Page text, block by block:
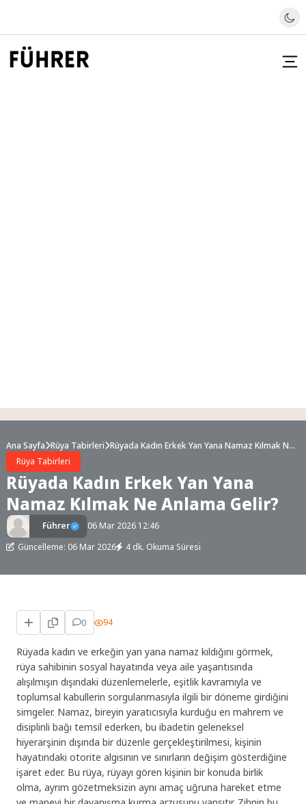
Ana Sayfa Rüya Tabirleri Rüyada Kadın Erkek Yan Yana Namaz Kılmak Ne
Rüya Tabirleri
Rüyada Kadın Erkek Yan Yana
Namaz Kılmak Ne Anlama Gelir?
Führer
06 Mar 2026 12:46
Güncelleme: 06 Mar 2026
4 dk. Okuma Süresi
0 94
Rüyada kadın ve erkeğin yan yana namaz kıldığını görmek,
rüya sahibinin sosyal hayatında veya aile yaşantısında
alışılmışın dışındaki düzenlemelerle, eşitlik kavramıyla ve
toplumsal kabullerin sorgulanmasıyla ilgili bir döneme girdiğini
simgeler. Namaz, bireyin yaratıcısıyla kurduğu en mahrem ve
disiplinli bağı temsil ederken, bu ibadetin geleneksel
hiyerarşinin dışında bir düzenle gerçekleştirilmesi, kişinin
hayatındaki otorite algısının ve sınırların değişim gösterdiğine
işaret eder. Bu rüya, rüyayı gören kişinin bir konuda birlik
olma, ayrım gözetmeksizin aynı amaç uğruna hareket etme